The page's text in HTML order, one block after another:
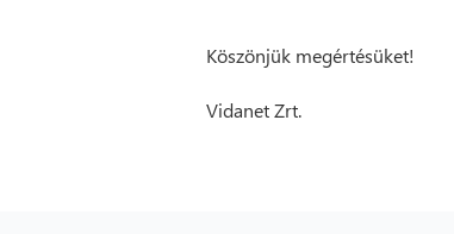
Köszönjük megértésüket!
Vidanet Zrt.